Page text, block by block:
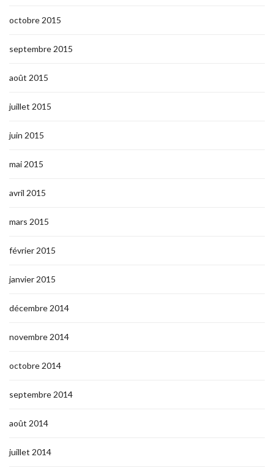
octobre 2015
septembre 2015
août 2015
juillet 2015
juin 2015
mai 2015
avril 2015
mars 2015
février 2015
janvier 2015
décembre 2014
novembre 2014
octobre 2014
septembre 2014
août 2014
juillet 2014